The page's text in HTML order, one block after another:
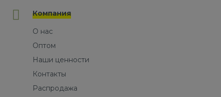
Компания
О нас
Оптом
Наши ценности
Контакты
Распродажа